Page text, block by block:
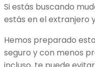
Si estás buscando
estás en el extranjero
Hemos preparado
seguro y con menos